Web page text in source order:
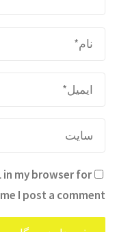
in my browser for
I post a comment.